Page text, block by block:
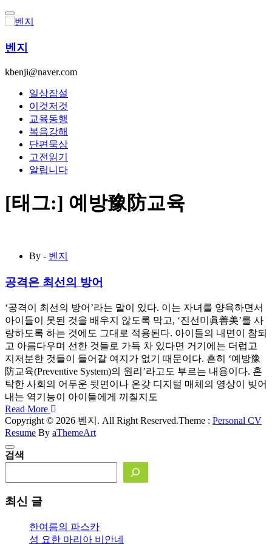
콘
텐
로
너
벤지
kbenji@naver.com
일상잡설
이것저것
교육동행
복음강해
단편묵상
고전읽기
알립니다
[태그:] 예방豫防교육
By - 벤지
공격은 최선의 방어
‘공격이 최선의 방어’라는 말이 있다. 이는 자녀를 양육하면서
아이들이 못된 것을 배우지 않도록 막고, ‘진선미眞善美’를 사
랑하도록 하는 것에도 그대로 적용된다. 아이들의 내면이 참되
고 아름다우며 선한 것들로 가득 차 있다면 거기에는 더럽고
지저분한 것들이 들어갈 여지가 없기 때문이다. 흔히 ‘예방豫
防교육(Preventive System)의 원리’라고도 부르는 내용이다. 혼
탁한 사회의 어두운 뒷면이나 온갖 디지털 매체의 영상이 빚어
내는 역기능이 아이들에게 끼칠지도
Read More
Copyright © 2026 벤지. All Right Reserved.Theme : Personal CV
Resume By aThemeArt
검색
최신 글
한여름의 파스카
성 요한 마리아 비안네